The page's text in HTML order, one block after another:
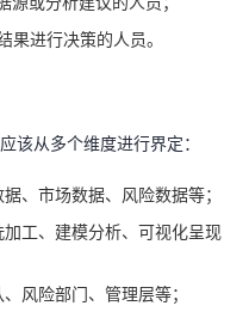
进行决策的人员。
该从多个维度进行界定：
、市场数据、风险数据等；
工、建模分析、可视化呈现
风险部门、管理层等；